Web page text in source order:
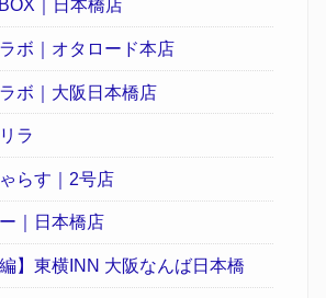
｜日本橋店
ボ｜オタロード本店
ボ｜大阪日本橋店
ラ
らす｜2号店
｜日本橋店
】東横INN 大阪なんば日本橋